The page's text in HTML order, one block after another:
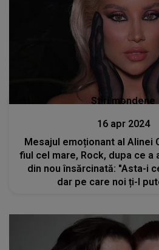
Stiri mondene
16 apr 2024
Mesajul emoționant al Alinei
fiul cel mare, Rock, dupa ce a
din nou însărcinată: "Asta-i
dar pe care noi ți-l